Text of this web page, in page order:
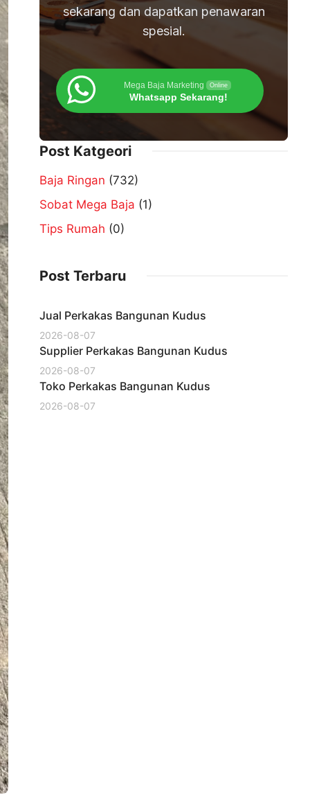
sekarang dan dapatkan penawaran
spesial.
Mega Baja Marketing Online
Whatsapp Sekarang!
Post Katgeori
Baja Ringan (732)
Sobat Mega Baja (1)
Tips Rumah (0)
Post Terbaru
Jual Perkakas Bangunan Kudus
2026-08-07
Supplier Perkakas Bangunan Kudus
2026-08-07
Toko Perkakas Bangunan Kudus
2026-08-07